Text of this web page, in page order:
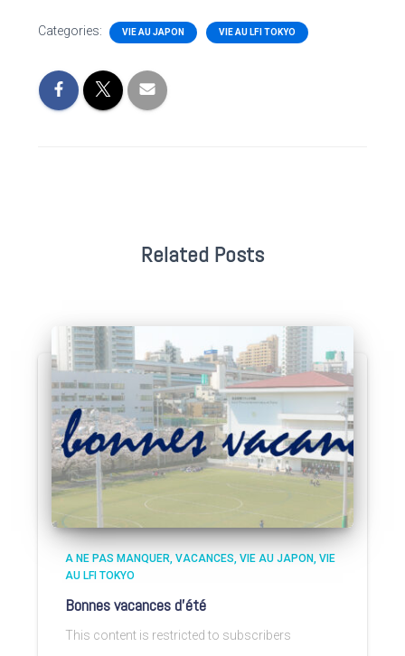
Categories: VIE AU JAPON VIE AU LFI TOKYO
Related Posts
A NE PAS MANQUER VACANCES VIE AU JAPON VIE
AU LFI TOKYO
Bonnes vacances d’été
This content is restricted to subscribers